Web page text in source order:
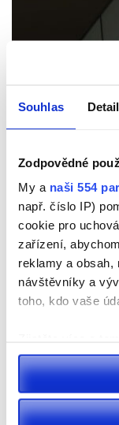
Souhlas
Zodpovědné
My a naši 554
např. číslo IP)
cookie pro
zařízení,
reklamy a obsah,
návštěvníky a
toho, kdo vaše
údaje, a
Svůj souhlas
části Prohlášení
Rekordní
VIDEO: